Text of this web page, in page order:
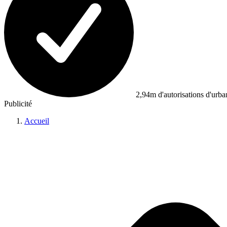
2,94m d'autorisations
Publicité
Accueil